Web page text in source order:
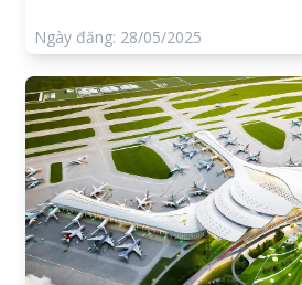
Ngày đăng: 28/05/2025